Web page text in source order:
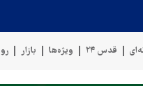
قدس ۲۴ ویژه‌ها بازار